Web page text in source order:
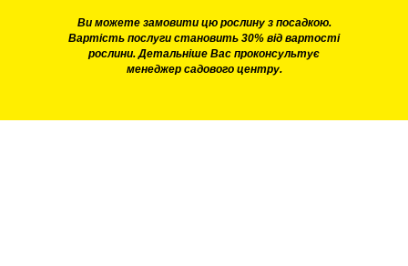
Ви можете замовити цю рослину з посадкою.
Вартість послуги становить 30% від вартості
рослини. Детальніше Вас проконсультує
менеджер садового центру.